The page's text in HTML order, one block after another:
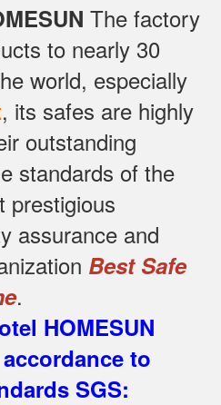
The factory
to nearly 30
world, especially
, its safes are highly
outstanding
standards of the
prestigious
assurance and
Best Safe
.
HOMESUN
to
SGS: